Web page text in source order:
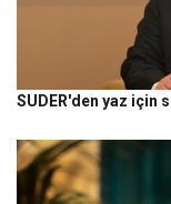
SUDER'den yaz için